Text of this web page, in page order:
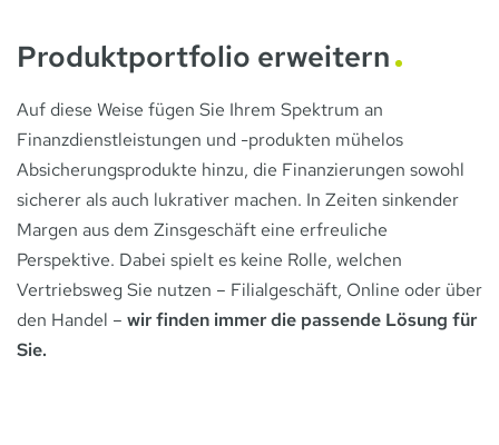
Produktportfolio erweitern
Auf diese Weise fügen Sie Ihrem Spektrum an
Finanzdienstleistungen und -produkten mühelos
Absicherungsprodukte hinzu, die Finanzierungen sowohl
sicherer als auch lukrativer machen. In Zeiten sinkender
Margen aus dem Zinsgeschäft eine erfreuliche
Perspektive. Dabei spielt es keine Rolle, welchen
Vertriebsweg Sie nutzen – Filialgeschäft, Online oder über
den Handel – wir finden immer die passende Lösung für
Sie.